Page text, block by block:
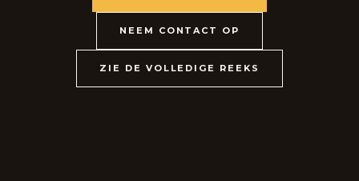
NEEM CONTACT OP
ZIE DE VOLLEDIGE REEKS